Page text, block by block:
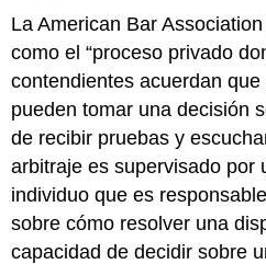
La American Bar
como el “proceso privado
contendientes acuerdan
pueden tomar una decisión
de recibir pruebas y
arbitraje es supervisado por
individuo que es
sobre cómo resolver una
capacidad de decidir sobre